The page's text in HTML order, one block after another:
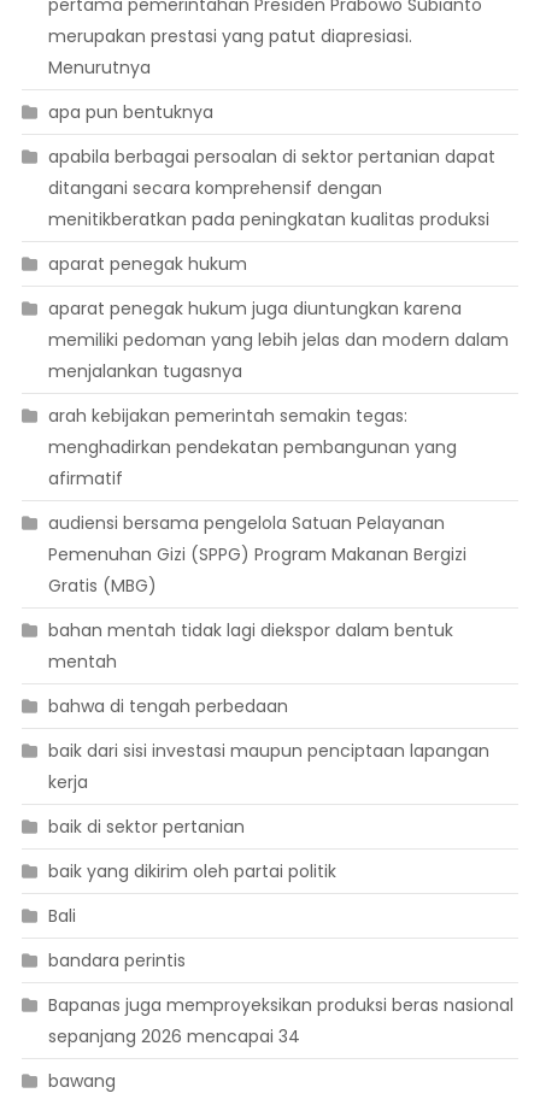
pertama pemerintahan Presiden Prabowo Subianto
merupakan prestasi yang patut diapresiasi.
Menurutnya
apa pun bentuknya
apabila berbagai persoalan di sektor pertanian dapat
ditangani secara komprehensif dengan
menitikberatkan pada peningkatan kualitas produksi
aparat penegak hukum
aparat penegak hukum juga diuntungkan karena
memiliki pedoman yang lebih jelas dan modern dalam
menjalankan tugasnya
arah kebijakan pemerintah semakin tegas:
menghadirkan pendekatan pembangunan yang
afirmatif
audiensi bersama pengelola Satuan Pelayanan
Pemenuhan Gizi (SPPG) Program Makanan Bergizi
Gratis (MBG)
bahan mentah tidak lagi diekspor dalam bentuk
mentah
bahwa di tengah perbedaan
baik dari sisi investasi maupun penciptaan lapangan
kerja
baik di sektor pertanian
baik yang dikirim oleh partai politik
Bali
bandara perintis
Bapanas juga memproyeksikan produksi beras nasional
sepanjang 2026 mencapai 34
bawang